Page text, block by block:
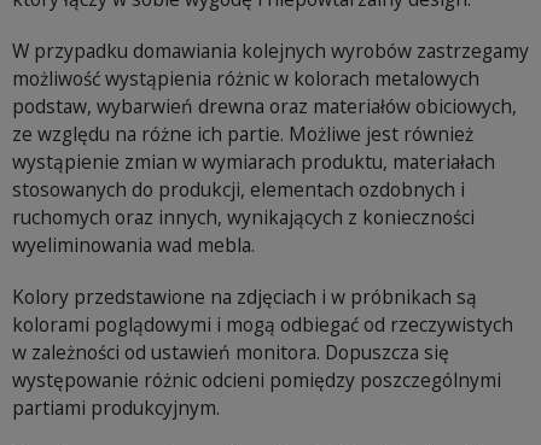
W przypadku domawiania kolejnych wyrobów zastrzegamy
możliwość wystąpienia różnic w kolorach metalowych
podstaw, wybarwień drewna oraz materiałów obiciowych,
ze względu na różne ich partie. Możliwe jest również
wystąpienie zmian w wymiarach produktu, materiałach
stosowanych do produkcji, elementach ozdobnych i
ruchomych oraz innych, wynikających z konieczności
wyeliminowania wad mebla.
Kolory przedstawione na zdjęciach i w próbnikach są
kolorami poglądowymi i mogą odbiegać od rzeczywistych
w zależności od ustawień monitora. Dopuszcza się
występowanie różnic odcieni pomiędzy poszczególnymi
partiami produkcyjnym.